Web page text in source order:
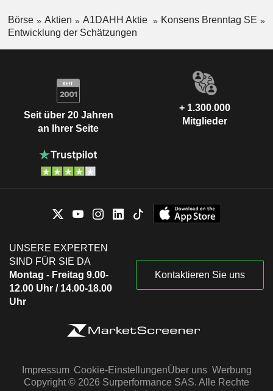
Börse Aktien A1DAHH Aktie
Konsens Brenntag SE
Entwicklung der Schätzungen
Seit über 20 Jahren
an Ihrer Seite
+ 1.300.000
Mitglieder
UNSERE EXPERTEN
SIND FÜR SIE DA
Montag - Freitag 9.00-
12.00 Uhr / 14.00-18.00
Uhr
Kontaktieren Sie uns
Impressum Cookie-EinstellungenÜber uns Werbung
Copyright © 2026 Surperformance SAS. Alle Rechte